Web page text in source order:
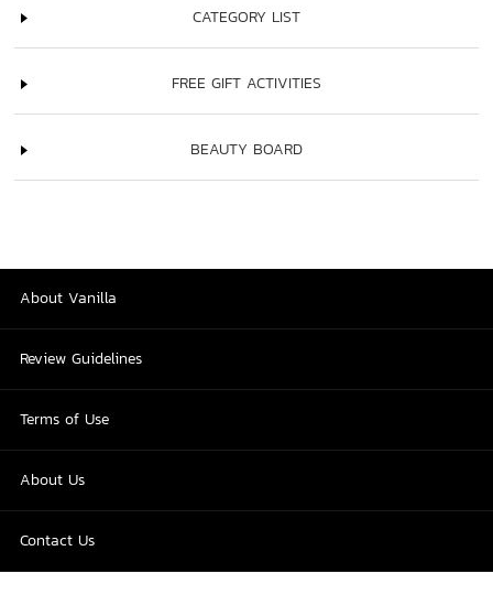
CATEGORY LIST
FREE GIFT ACTIVITIES
BEAUTY BOARD
About Vanilla
Review Guidelines
Terms of Use
About Us
Contact Us